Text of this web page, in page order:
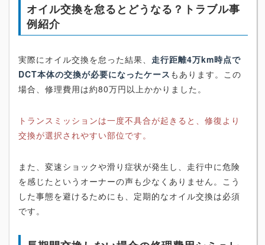
オイル交換を怠るとどうなる？トラブル事
例紹介
実際にオイル交換を怠った結果、 走行距離4万km時点で
DCT本体の交換が必要になったケース もあります。この
場合、修理費用は約80万円以上かかりました。
トランスミッションは一度不具合が起きると、修復より
交換が選択されやすい部位です。
また、変速ショックや滑り症状が発生し、走行中に危険
を感じたというオーナーの声も少なくありません。こう
した事態を避けるためにも、定期的なオイル交換は必須
です。